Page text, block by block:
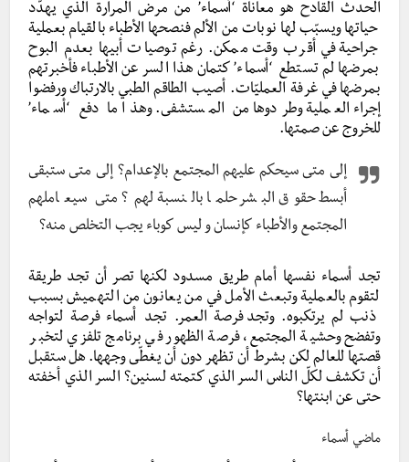
الحدث القادح هو معاناة ‘أسماء’ من مرض المرارة الذي يهدّد
حياتها ويسبّب لها نوبات من الألم فنصحها الأطباء بالقيام بعملية
جراحية في أقرب وقت ممكن. رغم توصيات أبيها بعدم البوح
بمرضها لم تستطع ‘أسماء’ كتمان هذا السر عن الأطباء فأخبرتهم
بمرضها في غرفة العمليّات. أصيب الطاقم الطبي بالارتباك ورفضوا
إجراء العملية وطردوها من المستشفى. وهذا ما دفع ‘أسماء’
للخروج عن صمتها.
إلى متى سيحكم عليهم المجتمع بالإعدام؟ إلى متى ستبقى
أبسط حقوق البشر حلما بالنسبة لهم؟ متى سيعاملهم
المجتمع والأطباء كإنسان و ليس كوباء يجب التخلص منه؟
تجد أسماء نفسها أمام طريق مسدود لكنها تصر أن تجد طريقة
لتقوم بالعملية وتبعث الأمل في من يعانون من التهميش بسبب
ذنب لم يرتكبوه. وتجد فرصة العمر. تجد أسماء فرصة لتواجه
وتفضح وحشية المجتمع، فرصة الظهور في برنامج تلفزي لتخبر
قصتها للعالم لكن بشرط أن تظهر دون أن يغطّى وجهها. هل ستقبل
أن تكشف لكلّ الناس السر الذي كتمته لسنين؟ السر الذي أخفته
حتى عن ابنتها؟
ماضي أسماء